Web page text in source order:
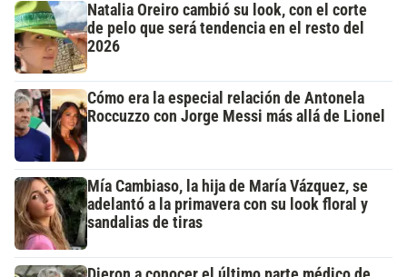
Natalia Oreiro cambió su look, con el corte
de pelo que será tendencia en el resto del
2026
Cómo era la especial relación de Antonela
Roccuzzo con Jorge Messi más allá de Lionel
Mía Cambiaso, la hija de María Vázquez, se
adelantó a la primavera con su look floral y
sandalias de tiras